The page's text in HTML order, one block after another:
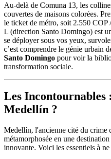
Au-delà de Comuna 13, les
couvertes de maisons colorées.
le ticket de métro, soit 2.550
L (direction Santo Domingo) est
se déployer sous vos yeux,
c’est comprendre le génie urbain
Santo Domingo pour voir la
transformation sociale.
Les Incontournables
Medellín ?
Medellín, l'ancienne cité du crime
métamorphosée en une
innovante. Voici les essentiels à